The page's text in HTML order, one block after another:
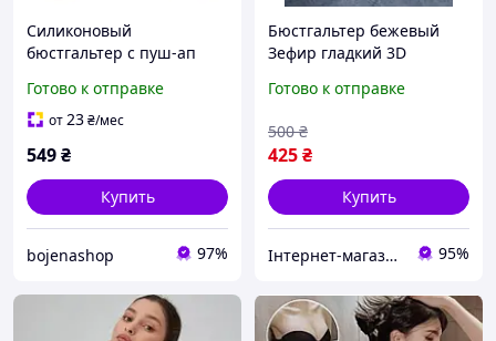
Силиконовый
бюстгальтер с пуш-ап
бретелей, невидимый
лиф на липкой основе,
Готово к отправке
от23₴/мес
549₴
Купить
bojenashop 97%
Бюстгальтер бежевый
Зефир гладкий 3D
75BC 80BC 85BC гладкий
пушап
Готово к отправке
425₴
500 ₴
Купить
Інтернет-магазин товарів для дому "The Rechi" 95%